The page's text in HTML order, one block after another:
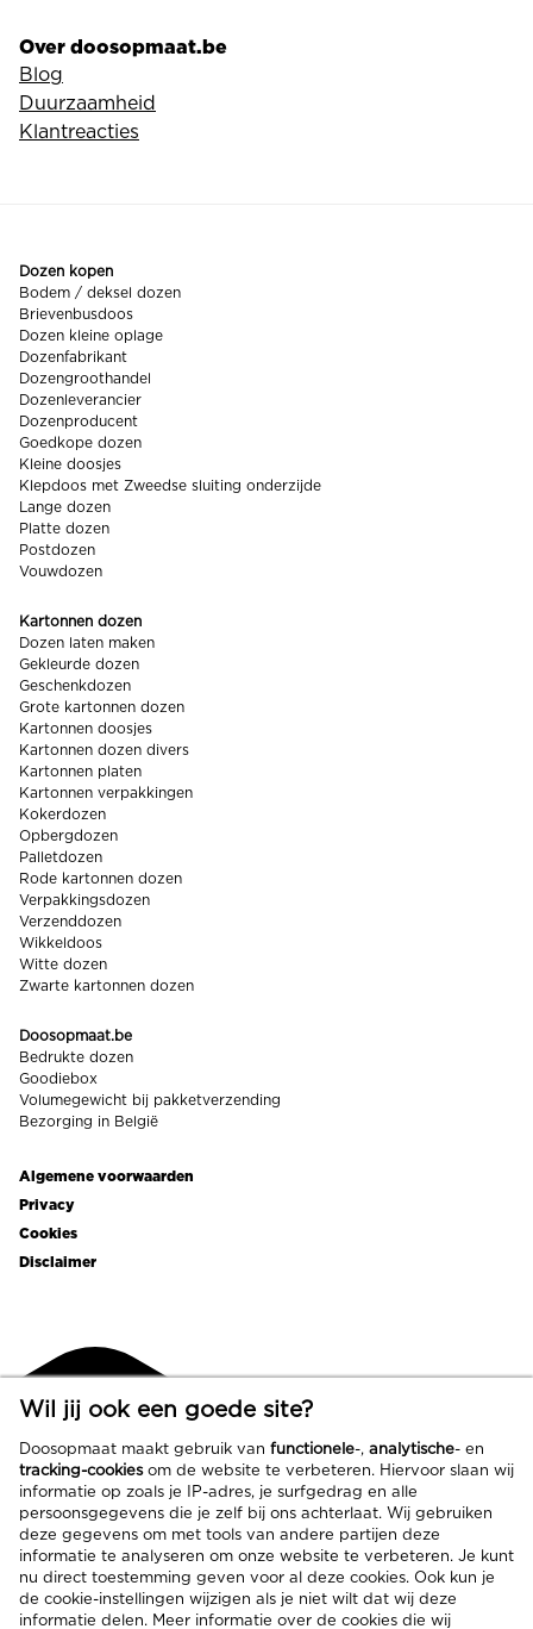
Over doosopmaat.be
Blog
Duurzaamheid
Klantreacties
Dozen kopen
Bodem / deksel dozen
Brievenbusdoos
Dozen kleine oplage
Dozenfabrikant
Dozengroothandel
Dozenleverancier
Dozenproducent
Goedkope dozen
Kleine doosjes
Klepdoos met Zweedse sluiting onderzijde
Lange dozen
Platte dozen
Postdozen
Vouwdozen
Kartonnen dozen
Dozen laten maken
Gekleurde dozen
Geschenkdozen
Grote kartonnen dozen
Kartonnen doosjes
Kartonnen dozen divers
Kartonnen platen
Kartonnen verpakkingen
Kokerdozen
Opbergdozen
Palletdozen
Rode kartonnen dozen
Verpakkingsdozen
Verzenddozen
Wikkeldoos
Witte dozen
Zwarte kartonnen dozen
Doosopmaat.be
Bedrukte dozen
Goodiebox
Volumegewicht bij pakketverzending
Bezorging in België
Footer
links
Algemene voorwaarden
Privacy
Cookies
Disclaimer
Wil jij ook een goede site?
Doosopmaat maakt gebruik van functionele-, analytische- en
tracking-cookiesom de website te verbeteren. Hiervoor slaan wij
informatie op zoals je IP-adres, je surfgedrag en alle
persoonsgegevens die je zelf bij ons achterlaat. Wij gebruiken
deze gegevens om met tools van andere partijen deze
informatie te analyseren om onze website te verbeteren. Je kunt
nu direct toestemming geven voor al deze cookies. Ook kun je
de cookie-instellingen wijzigen als je niet wilt dat wij deze
informatie delen. Meer informatie over de cookies die wij